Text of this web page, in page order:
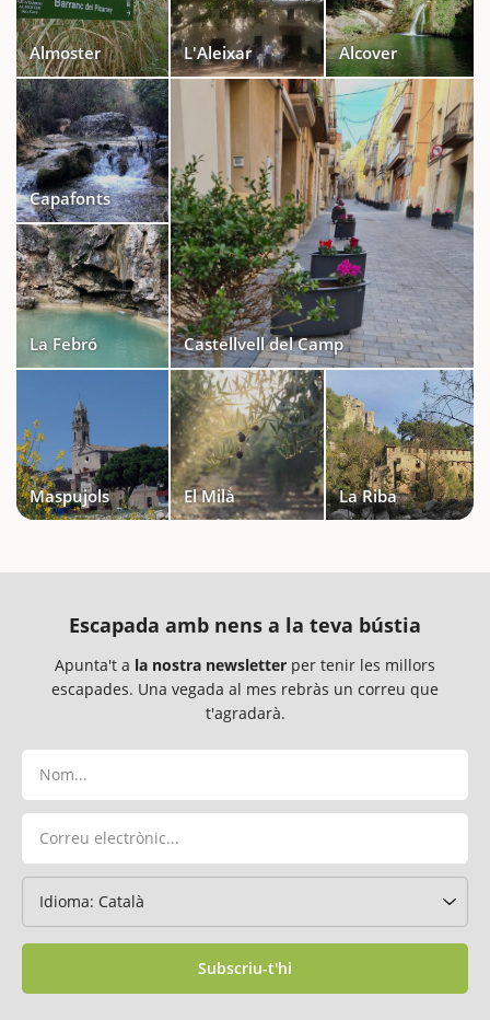
Almoster L'Aleixar Alcover
Capafonts
La Febró Castellvell del Camp
Maspujols El Milà La Riba
Escapada amb nens a la teva bústia
Apunta't a la nostra newsletter per tenir les millors
escapades. Una vegada al mes rebràs un correu que
t'agradarà.
Subscriu-t'hi